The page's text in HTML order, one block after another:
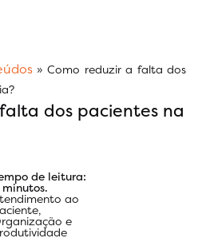
»Como reduzir a falta dos
dos pacientes na
de leitura:
ao
,
e